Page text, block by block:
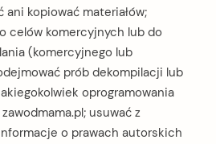
ani kopiować materiałów;
celów komercyjnych lub do
(komercyjnego lub
prób dekompilacji lub
oprogramowania
usuwać z
o prawach autorskich